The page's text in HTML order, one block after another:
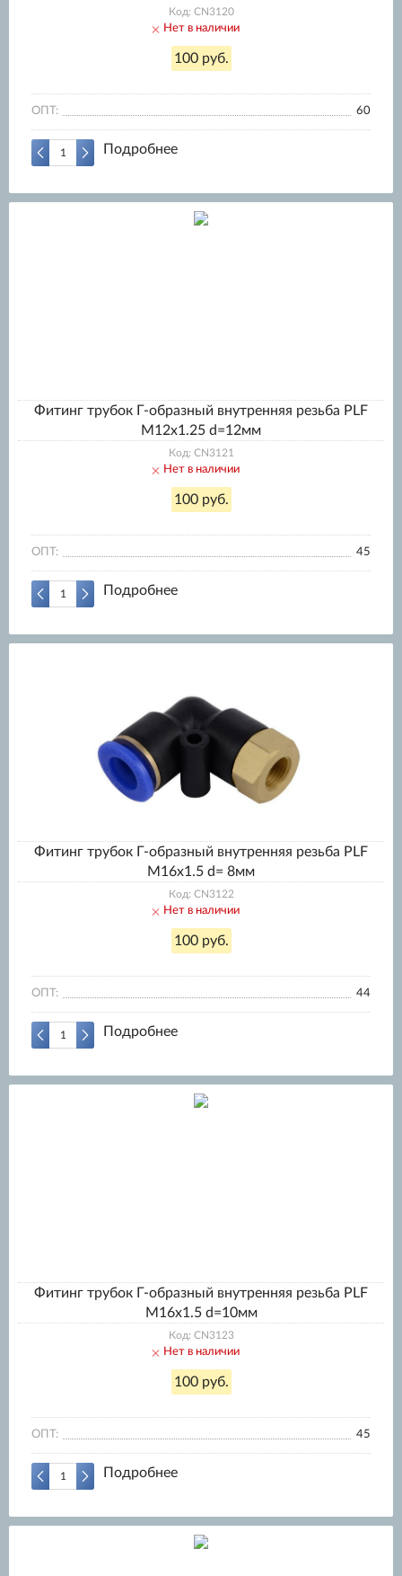
Код: CN3120
Нет в наличии
100 руб.
ОПТ: 60
Подробнее
Фитинг трубок Г-образный внутренняя резьба PLF
M12x1.25 d=12мм
Код: CN3121
Нет в наличии
100 руб.
ОПТ: 45
Подробнее
Фитинг трубок Г-образный внутренняя резьба PLF
M16x1.5 d= 8мм
Код: CN3122
Нет в наличии
100 руб.
ОПТ: 44
Подробнее
Фитинг трубок Г-образный внутренняя резьба PLF
M16x1.5 d=10мм
Код: CN3123
Нет в наличии
100 руб.
ОПТ: 45
Подробнее